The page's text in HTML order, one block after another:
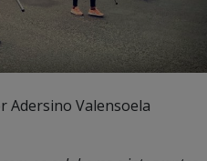
Adersino Valensoela